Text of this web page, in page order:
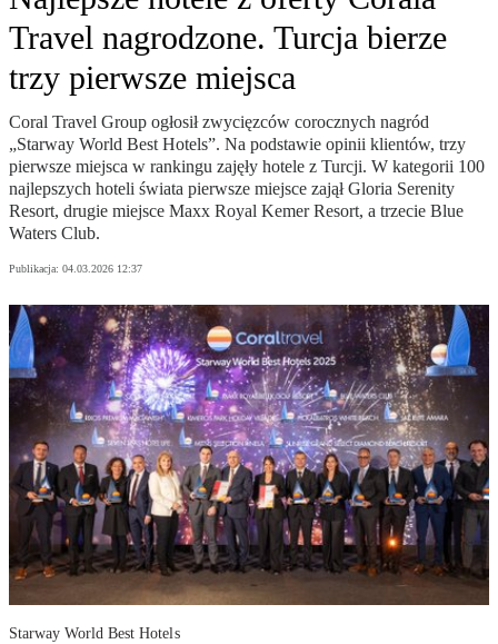
Travel nagrodzone. Turcja bierze
trzy pierwsze miejsca
Coral Travel Group ogłosił zwycięzców corocznych nagród
„Starway World Best Hotels”. Na podstawie opinii klientów, trzy
pierwsze miejsca w rankingu zajęły hotele z Turcji. W kategorii 100
najlepszych hoteli świata pierwsze miejsce zajął Gloria Serenity
Resort, drugie miejsce Maxx Royal Kemer Resort, a trzecie Blue
Waters Club.
Publikacja: 04.03.2026 12:37
Starway World Best Hotels